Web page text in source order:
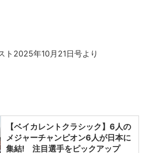
ト2025年10月21日号より
【ベイカレントクラシック】6人の
メジャーチャンピオン6人が日本に
集結! 注目選手をピックアップ